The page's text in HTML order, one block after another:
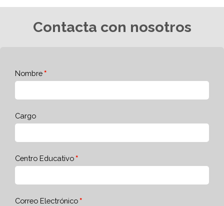
Contacta con nosotros
Nombre
Cargo
Centro Educativo
Correo Electrónico